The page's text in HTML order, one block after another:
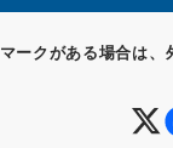
マークがある場合は、